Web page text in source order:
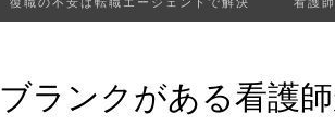
ブランクがある看護